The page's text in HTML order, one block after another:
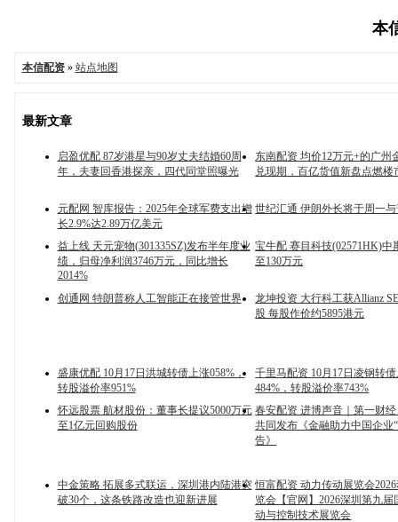
本
本信配资» 站点地图
最新文章
启盈优配 87岁港星与90岁丈夫结婚60周
年，夫妻回香港探亲，四代同堂照曝光
东南配资 均价12万元+的广州
兑现期，百亿货值新盘点燃楼
元配网 智库报告：2025年全球军费支出增
长2.9%达2.89万亿美元
世纪汇通 伊朗外长将于周一
益上线 天元宠物(301335SZ)发布半年度业
绩，归母净利润3746万元，同比增长
2014%
宝牛配 赛目科技(02571HK)中
至130万元
创通网 特朗普称人工智能正在接管世界
龙坤投资 大行科工获Allianz
股 每股作价约5895港元
盛康优配 10月17日洪城转债上涨058%，
转股溢价率951%
千里马配资 10月17日凌钢转
484%，转股溢价率743%
怀远股票 航材股份：董事长提议5000万元
至1亿元回购股份
春安配资 进博声音｜第一财
共同发布《金融助力中国企业
告》
中金策略 拓展多式联运，深圳港内陆港突
破30个，这条铁路改造也迎新进展
恒富配资 动力传动展览会
览会【官网】2026深圳第九届
动与控制技术展览会